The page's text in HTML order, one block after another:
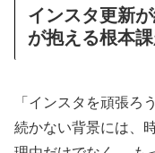
インスタ更新
が抱える根本
「インスタを頑張
続かない背景には、